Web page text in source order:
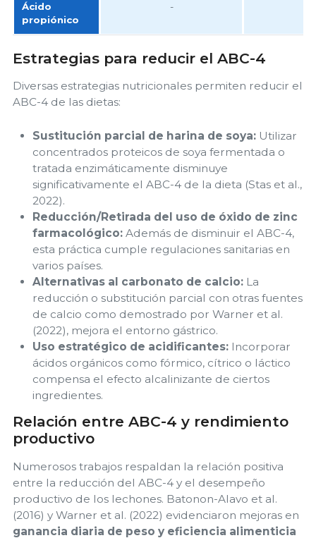
Ácido
propiónico
-
Estrategias para reducir el ABC-4
Diversas estrategias nutricionales permiten reducir el
ABC-4 de las dietas:
Sustitución parcial de harina de soya: Utilizar
concentrados proteicos de soya fermentada o
tratada enzimáticamente disminuye
significativamente el ABC-4 de la dieta (Stas et al.,
2022).
Reducción/Retirada del uso de óxido de zinc
farmacológico: Además de disminuir el ABC-4,
esta práctica cumple regulaciones sanitarias en
varios países.
Alternativas al carbonato de calcio: La
reducción o substitución parcial con otras fuentes
de calcio como demostrado por Warner et al.
(2022), mejora el entorno gástrico.
Uso estratégico de acidificantes: Incorporar
ácidos orgánicos como fórmico, cítrico o láctico
compensa el efecto alcalinizante de ciertos
ingredientes.
Relación entre ABC-4 y rendimiento
productivo
Numerosos trabajos respaldan la relación positiva
entre la reducción del ABC-4 y el desempeño
productivo de los lechones. Batonon-Alavo et al.
(2016) y Warner et al. (2022) evidenciaron mejoras en
ganancia diaria de peso y eficiencia alimenticia